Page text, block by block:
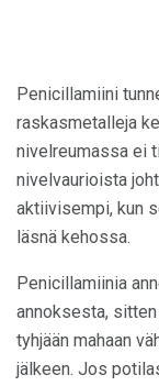
Penicillamiini
raskasmetalleja
nivelreumassa ei
nivelvaurioista
aktiivisempi, kun
läsnä kehossa.
Penicillamiinia
annoksesta,
tyhjään mahaan
jälkeen. Jos